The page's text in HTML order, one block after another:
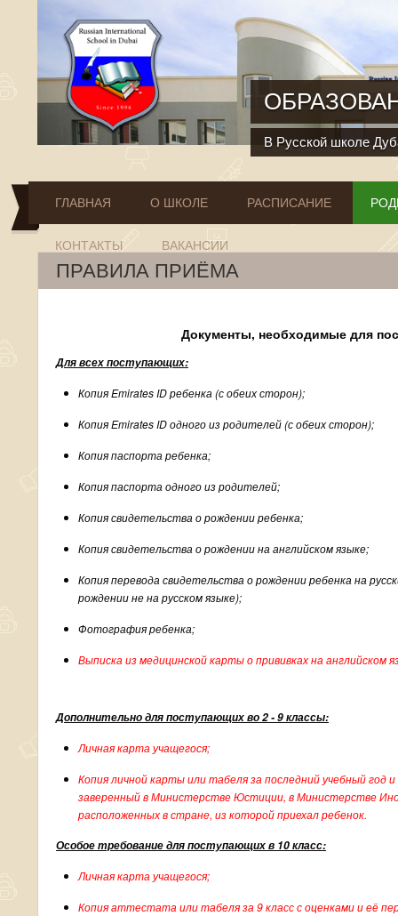
В Русской школе
ГЛАВНАЯ О ШКОЛЕ РАСПИСАНИЕ
КОНТАКТЫ ВАКАНСИИ
ПРАВИЛА ПРИЁМА
Документы, необходимые для
Для всех поступающих:
КопияEmiratesIDребенка (с обеих сторон);
КопияEmiratesIDодного из родителей (с обеих сторон);
Копия паспорта ребенка;
Копия паспорта одного из родителей;
Копия свидетельства о рождении ребенка;
Копия свидетельства о рождении на английском языке;
Копия перевода свидетельства о рождении ребенка на
рождении не на русском языке);
Фотография ребенка;
Выписка из медицинской карты о прививках на английском
Дополнительно для поступающих во 2 - 9 классы:
Личная карта учащегося;
Копия личной карты или табеля за последний учебный год
заверенный в Министерстве Юстиции, в Министерстве
расположенных в стране, из которой приехал ребенок.
Особое требование для поступающих в 10 класс:
Личная карта учащегося;
Копия аттестата или табеля за 9 класс с оценками и её